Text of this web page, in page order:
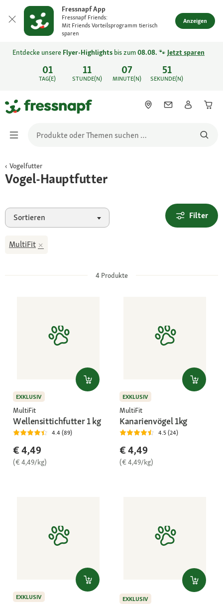
Fressnapf App
Fressnapf Friends:
Mit Friends Vorteilsprogramm tierisch
sparen
Anzeigen
01
TAG(E)
11
STUNDE(N)
07
MINUTE(N)
51
SEKUNDE(N)
Entdecke unsere Flyer-Highlights bis zum08.08. 🐾 Jetzt sparen
Vogelfutter
Vogel-Hauptfutter
Sortieren Filter
MultiFit
4Produkte
EXKLUSIV
MultiFit
Wellensittichfutter 1 kg
4.4 (89)
€ 4,49
(€ 4,49/kg)
EXKLUSIV
MultiFit
Kanarienvögel 1kg
4.5 (24)
€ 4,49
(€ 4,49/kg)
EXKLUSIV
EXKLUSIV